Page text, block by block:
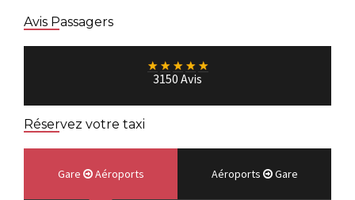
Avis Passagers
★ ★ ★ ★ ★
3150 Avis
Réservez votre taxi
Gare Aéroports Aéroports Gare